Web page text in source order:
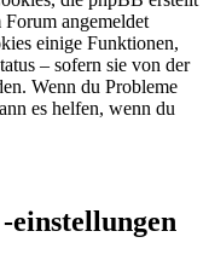
angemeldet
einige Funktionen,
– sofern sie von der
Wenn du Probleme
es helfen, wenn du
einstellungen